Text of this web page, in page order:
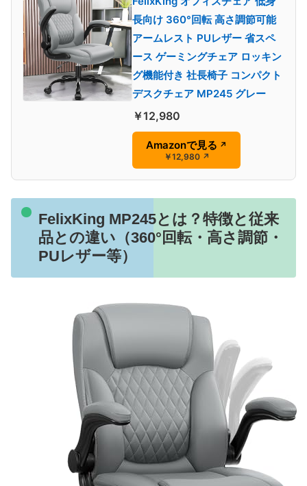
長向け 360°回転 高さ調節可能
アームレスト PUレザー 省スペ
ース ゲーミングチェア ロッキン
グ機能付き 社長椅子 コンパクト
デスクチェア MP245 グレー
￥12,980
Amazonで見る ↗
￥12,980 ↗
FelixKing MP245とは？特徴と従来
品との違い（360°回転・高さ調節・
PUレザー等）